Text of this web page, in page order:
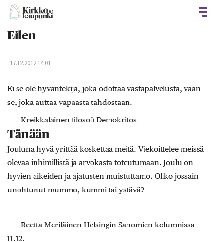
Eilen
17.12.2012 14:01
Ei se ole hyväntekijä, joka odottaa vastapalvelusta, vaan
se, joka auttaa vapaasta tahdostaan.
Kreikkalainen filosofi Demokritos
Tänään
Jouluna hyvä yrittää koskettaa meitä. Viekoittelee meissä
olevaa inhimillistä ja arvokasta toteutumaan. Joulu on
hyvien aikeiden ja ajatusten muistuttamo. Oliko jossain
unohtunut mummo, kummi tai ystävä?
Reetta Meriläinen Helsingin Sanomien kolumnissa
11.12.